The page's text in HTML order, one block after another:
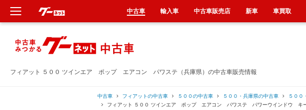
フィアット ５００ ツインエア ポップ エアコン パワステ（兵庫県）の中古車販売情報
中古車 フィアットの中古車 ５００の中古車 ５００・兵庫県の中古車
５００
フィアット ５００ ツインエア ポップ エアコン パワステ パワーウインドウ キ
中古車 輸入車 中古車販売店 新車 車買取
新車
中古車